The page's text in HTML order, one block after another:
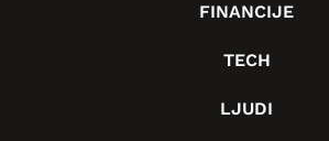
FINANCIJE
TECH
LJUDI